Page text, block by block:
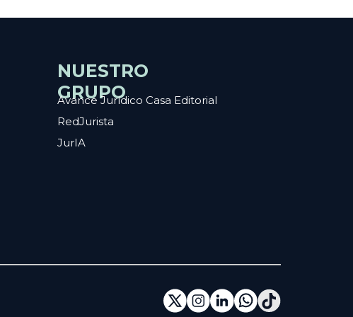
NUESTRO
GRUPO
Avance Jurídico Casa Editorial
RedJurista
JurIA